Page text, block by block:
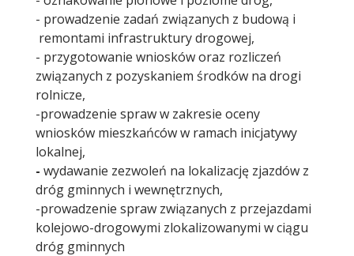
- prowadzenie zadań związanych z budową i
remontami infrastruktury drogowej,
- przygotowanie wniosków oraz rozliczeń
związanych z pozyskaniem środków na drogi
rolnicze,
-prowadzenie spraw w zakresie oceny
wniosków mieszkańców w ramach inicjatywy
lokalnej,
- wydawanie zezwoleń na lokalizację zjazdów z
dróg gminnych i wewnętrznych,
-prowadzenie spraw związanych z przejazdami
kolejowo-drogowymi zlokalizowanymi w ciągu
dróg gminnych